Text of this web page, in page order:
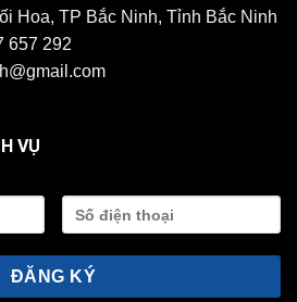
Hoa, TP Bắc Ninh, Tỉnh Bắc Ninh
657 292
VỤ